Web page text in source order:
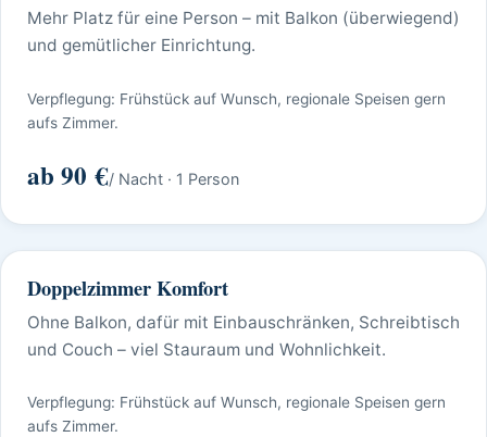
Mehr Platz für eine Person – mit Balkon (überwiegend)
und gemütlicher Einrichtung.
Verpflegung: Frühstück auf Wunsch, regionale Speisen gern
aufs Zimmer.
ab 90 €/ Nacht · 1 Person
Doppelzimmer Komfort
Ohne Balkon, dafür mit Einbauschränken, Schreibtisch
und Couch – viel Stauraum und Wohnlichkeit.
Verpflegung: Frühstück auf Wunsch, regionale Speisen gern
aufs Zimmer.